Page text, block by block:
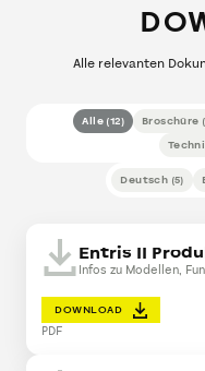
Alle relevanten
Alle(12) Broschüre (
Deutsch (5)
Entris II
Infos zu Modellen,
DOWNLOAD
PDF